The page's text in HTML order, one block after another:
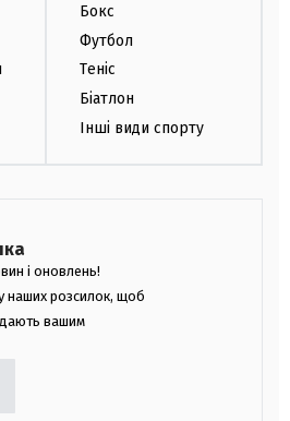
Бокс
Футбол
Теніс
Біатлон
Інші види спорту
і оновлень!
наших розсилок, щоб
вашим